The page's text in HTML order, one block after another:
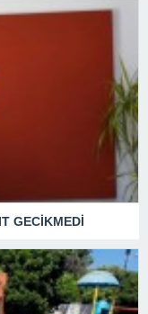
GECİKMEDİ